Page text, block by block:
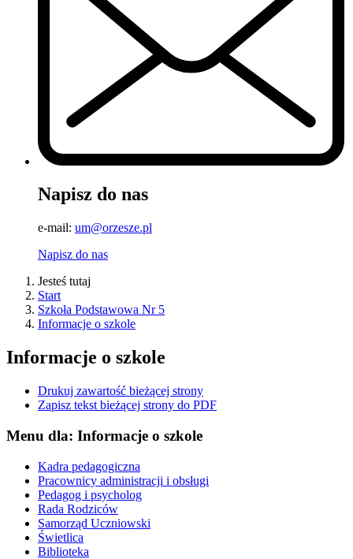
Napisz do nas
e-mail: um@orzesze.pl
Napisz do nas
Jesteś tutaj
Start
Szkoła Podstawowa Nr 5
Informacje o szkole
Informacje o szkole
Drukuj zawartość bieżącej strony
Zapisz tekst bieżącej strony do PDF
Menu dla: Informacje o szkole
Kadra pedagogiczna
Pracownicy administracji i obsługi
Pedagog i psycholog
Rada Rodziców
Samorząd Uczniowski
Świetlica
Biblioteka